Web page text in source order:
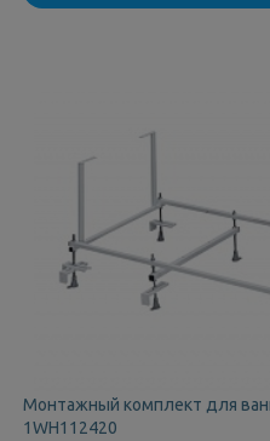
Монтажный комплект для
1WH112420